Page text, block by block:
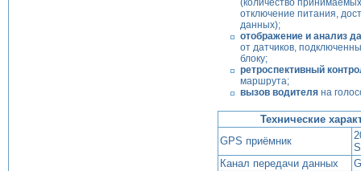
(количество
отключение питания,
данных);
отображение и анализ
от датчиков,
блоку;
ретроспективный
маршрута;
вызов водителя на
Технические
GPS приёмник
Канал передачи данных